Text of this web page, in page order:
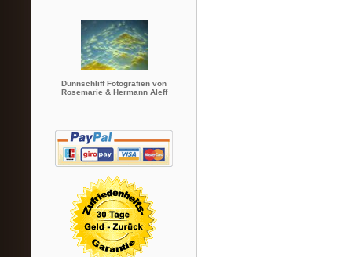
Dünnschliff Fotografien von
Rosemarie & Hermann Aleff